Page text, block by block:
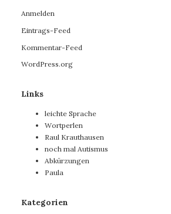
Anmelden
Eintrags-Feed
Kommentar-Feed
WordPress.org
Links
leichte Sprache
Wortperlen
Raul Krauthausen
noch mal Autismus
Abkürzungen
Paula
Kategorien